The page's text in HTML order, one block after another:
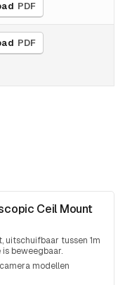
PDF
PDF
Ceil Mount
uitschuifbaar tussen 1m
beweegbaar.
PT draad.modellen